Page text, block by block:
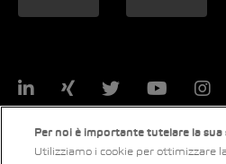
LinkedIn
Xing Twitter YouTube
Per noi è importante tutelare la sua
Utilizziamo i cookie per ottimizzare